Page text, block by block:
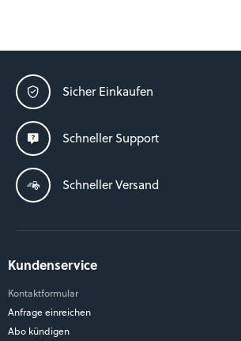
Sicher Einkaufen
Schneller Support
Schneller Versand
Kundenservice
Kontaktformular
Anfrage einreichen
Abo kündigen